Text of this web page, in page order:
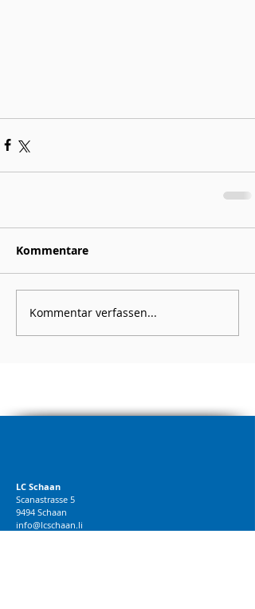
Kommentare
Kommentar verfassen...
LC Schaan
Scanastrasse 5
9494 Schaan
info@lcschaan.li